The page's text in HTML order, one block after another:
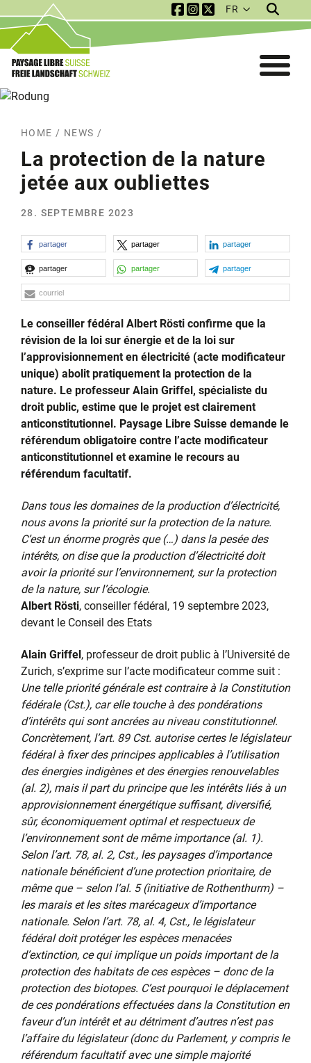
Service Navigation
FR
Mobile Navigation
HOME / NEWS /
La protection de la nature
jetée aux oubliettes
28. SEPTEMBRE 2023
partager partager partager
partager partager partager
courriel
Le conseiller fédéral Albert Rösti confirme que la
révision de la loi sur énergie et de la loi sur
l’approvisionnement en électricité (acte modificateur
unique) abolit pratiquement la protection de la
nature. Le professeur Alain Griffel, spécialiste du
droit public, estime que le projet est clairement
anticonstitutionnel. Paysage Libre Suisse demande le
référendum obligatoire contre l’acte modificateur
anticonstitutionnel et examine le recours au
référendum facultatif.
Dans tous les domaines de la production d’électricité,
nous avons la priorité sur la protection de la nature.
C’est un énorme progrès que (…) dans la pesée des
intérêts, on dise que la production d’électricité doit
avoir la priorité sur l’environnement, sur la protection
de la nature, sur l’écologie.
Albert Rösti, conseiller fédéral, 19 septembre 2023,
devant le Conseil des Etats
Alain Griffel , professeur de droit public à l’Université de
Zurich, s’exprime sur l’acte modificateur comme suit :
Une telle priorité générale est contraire à la Constitution
fédérale (Cst.), car elle touche à des pondérations
d’intérêts qui sont ancrées au niveau constitutionnel.
Concrètement, l’art. 89 Cst. autorise certes le législateur
fédéral à fixer des principes applicables à l’utilisation
des énergies indigènes et des énergies renouvelables
(al. 2), mais il part du principe que les intérêts liés à un
approvisionnement énergétique suffisant, diversifié,
sûr, économiquement optimal et respectueux de
l’environnement sont de même importance (al. 1).
Selon l’art. 78, al. 2, Cst., les paysages d’importance
nationale bénéficient d’une protection prioritaire, de
même que – selon l’al. 5 (initiative de Rothenthurm) –
les marais et les sites marécageux d’importance
nationale. Selon l’art. 78, al. 4, Cst., le législateur
fédéral doit protéger les espèces menacées
d’extinction, ce qui implique un poids important de la
protection des habitats de ces espèces – donc de la
protection des biotopes. C’est pourquoi le déplacement
de ces pondérations effectuées dans la Constitution en
faveur d’un intérêt et au détriment d’autres n’est pas
l’affaire du législateur (donc du Parlement, y compris le
référendum facultatif avec une simple majorité